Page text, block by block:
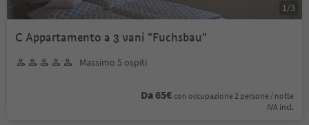
C Appartamento a 3 vani "Fuchsbau"
Massimo 5 ospiti
Da 65€ con occupazione 2 persone / notte
IVA incl.
1 /3